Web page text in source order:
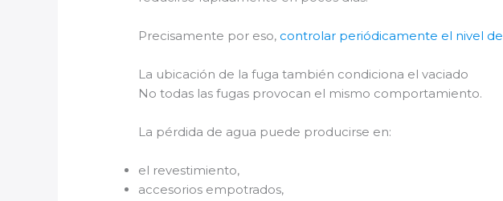
Precisamente por eso, controlar periódicamente el nivel
La ubicación de la fuga también condiciona el vaciado
No todas las fugas provocan el mismo comportamiento.
La pérdida de agua puede producirse en:
el revestimiento,
accesorios empotrados,